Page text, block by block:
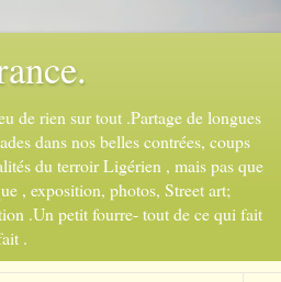
de rien sur tout .Partage de longues
dans nos belles contrées, coups
du terroir Ligérien , mais pas que
, exposition, photos, Street art;
.Un petit fourre- tout de ce qui fait
.